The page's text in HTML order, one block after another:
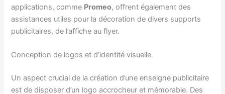
applications, comme Promeo, offrent également des
assistances utiles pour la décoration de divers supports
publicitaires, de l’affiche au flyer.
Conception de logos et d’identité visuelle
Un aspect crucial de la création d’une enseigne publicitaire
est de disposer d’un logo accrocheur et mémorable. Des